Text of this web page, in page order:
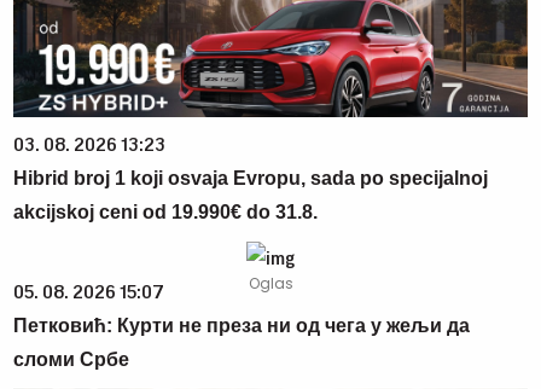
03. 08. 2026 13:23
Hibrid broj 1 koji osvaja Evropu, sada po specijalnoj
akcijskoj ceni od 19.990€ do 31.8.
05. 08. 2026 15:07
Петковић: Курти не преза ни од чега у жељи да
сломи Србе